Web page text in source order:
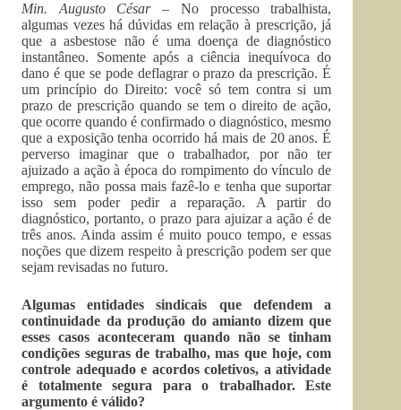
Min. Augusto César – No processo trabalhista,
algumas vezes há dúvidas em relação à prescrição, já
que a asbestose não é uma doença de diagnóstico
instantâneo. Somente após a ciência inequívoca do
dano é que se pode deflagrar o prazo da prescrição. É
um princípio do Direito: você só tem contra si um
prazo de prescrição quando se tem o direito de ação,
que ocorre quando é confirmado o diagnóstico, mesmo
que a exposição tenha ocorrido há mais de 20 anos. É
perverso imaginar que o trabalhador, por não ter
ajuizado a ação à época do rompimento do vínculo de
emprego, não possa mais fazê-lo e tenha que suportar
isso sem poder pedir a reparação. A partir do
diagnóstico, portanto, o prazo para ajuizar a ação é de
três anos. Ainda assim é muito pouco tempo, e essas
noções que dizem respeito à prescrição podem ser que
sejam revisadas no futuro.
Algumas entidades sindicais que defendem a
continuidade da produção do amianto dizem que
esses casos aconteceram quando não se tinham
condições seguras de trabalho, mas que hoje, com
controle adequado e acordos coletivos, a atividade
é totalmente segura para o trabalhador. Este
argumento é válido?